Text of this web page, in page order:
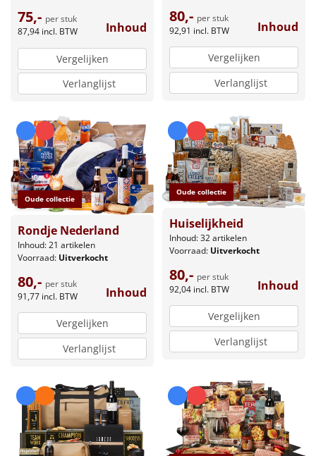
75,- per stuk
87,94 incl. BTW Inhoud
Vergelijken
Verlanglijst
80,- per stuk
92,91 incl. BTW Inhoud
Vergelijken
Verlanglijst
Oude collectie
Rondje Nederland
Inhoud: 21 artikelen
Voorraad: Uitverkocht
80,- per stuk
91,77 incl. BTW Inhoud
Vergelijken
Verlanglijst
Oude collectie
Huiselijkheid
Inhoud: 32 artikelen
Voorraad: Uitverkocht
80,- per stuk
92,04 incl. BTW Inhoud
Vergelijken
Verlanglijst